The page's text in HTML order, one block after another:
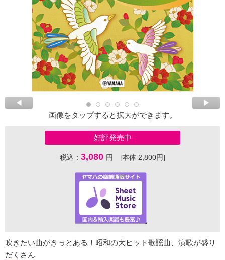
画像をタップすると拡大ができます。
好評発売中
税込： 3,080 円 [本体 2,800円]
吹きたい曲がきっとある！昭和の大ヒット歌謡曲、演歌が盛り
だくさん